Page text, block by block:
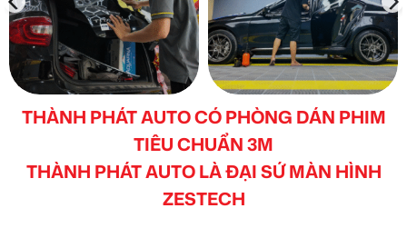
THÀNH PHÁT AUTO CÓ PHÒNG DÁN PHIM
TIÊU CHUẨN 3M
THÀNH PHÁT AUTO LÀ ĐẠI SỨ MÀN HÌNH
ZESTECH